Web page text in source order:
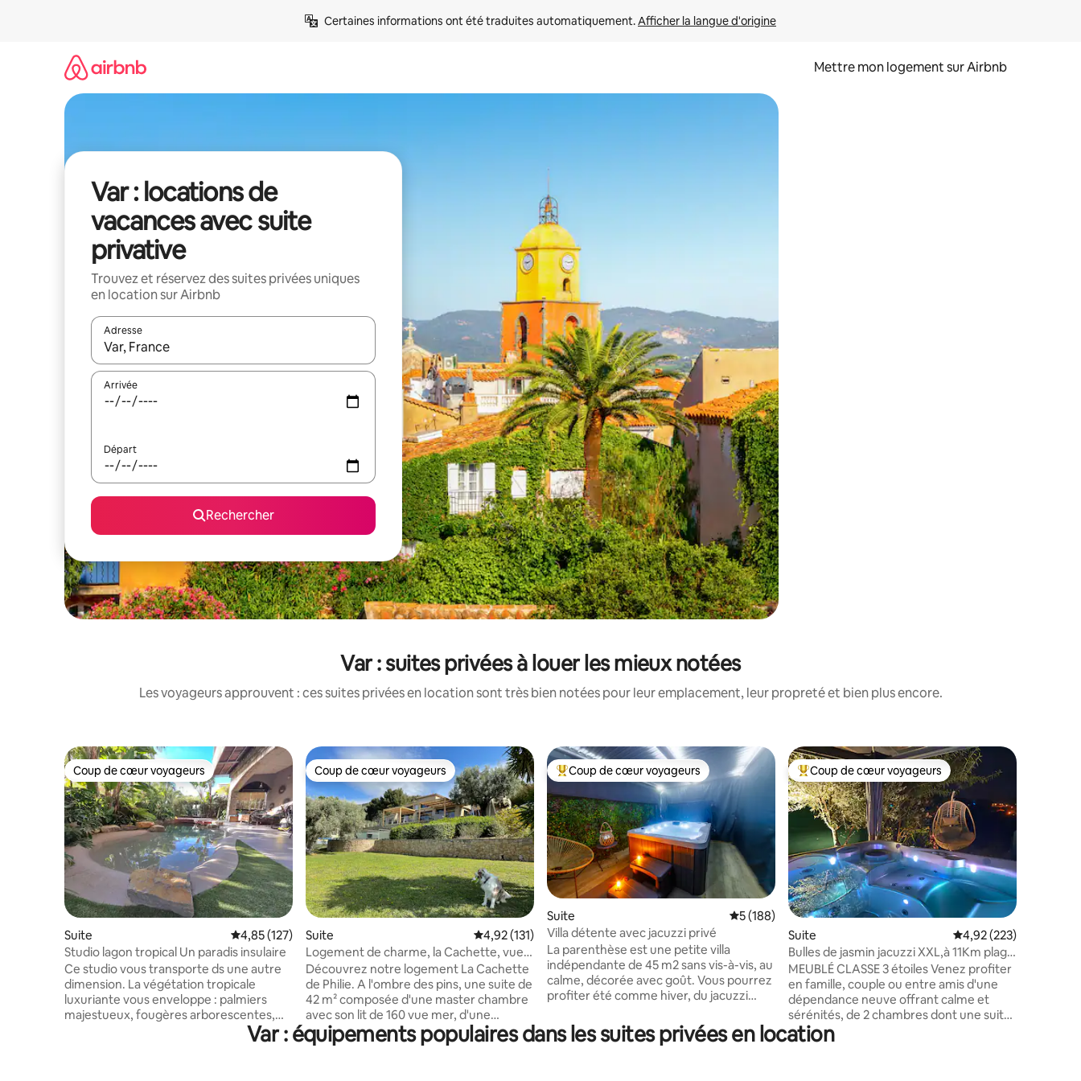
Certaines informations ont été traduites automatiquement. Afficher la langue d'origine
Mettre mon logement sur Airbnb
Var : locations de
vacances avec suite
privative
Trouvez et réservez des suites privées uniques
en location sur Airbnb
Adresse
Lorsque les résultats s'affichent, utilisez les flèches vers le haut et vers le bas pour les parcourir ou en appuyant et en faisant glisser.
Arrivée
Départ
Rechercher
Var : suites privées à louer les mieux notées
Les voyageurs approuvent : ces suites privées en location sont très bien notées pour leur emplacement, leur propreté et bien plus encore.
Coup de cœur voyageurs
Coup de cœur voyageurs
Suite Évaluation moyenne sur la base de 127 commentaires : 4,85 sur 5
4,85 (127)
Studio lagon tropical Un paradis insulaire
Ce studio vous transporte ds une autre
dimension. La végétation tropicale
luxuriante vous enveloppe : palmiers
majestueux, fougères arborescentes,
bambous… Un véritable écrin de verdure
insulaire que l'on croyait réservé aux îles
Coup de cœur voyageurs
Coup de cœur voyageurs
Suite Évaluation moyenne sur la base de 131 commentaires : 4,92 sur 5
4,92 (131)
Logement de charme, la Cachette, vue
mer, Sanary
Découvrez notre logement La Cachette
de Philie. A l'ombre des pins, une suite de
42 m² composée d'une master chambre
avec son lit de 160 vue mer, d'une
chambre équipée de lits jumeaux, d'une
cuisine équipée et de son salon. Vous
Coups de cœur voyageurs les plus appréciés
Coup de cœur voyageurs
Suite Évaluation moyenne sur la base de 188 commentaires : 5 sur 5
5 (188)
Villa détente avec jacuzzi privé
La parenthèse est une petite villa
indépendante de 45 m2 sans vis-à-vis, au
calme, décorée avec goût. Vous pourrez
profiter été comme hiver, du jacuzzi
massages vous procureront un bien être
sans pareil. Le jacuzzi est abrité sous une
Coups de cœur voyageurs les plus appréciés
Coup de cœur voyageurs
Suite Évaluation moyenne
4,92 (223)
Bulles de jasmin jacuzzi XXL,à 11Km plage
Hyères
MEUBLÉ CLASSE 3 étoiles Venez profiter
en famille, couple ou entre amis d'une
dépendance neuve offrant calme et
sérénités, de 2 chambres dont une suite,
cuisine équipée, salon séjour, wc
séparer,BBQ une place de parking
Var : équipements populaires dans les suites privées en location